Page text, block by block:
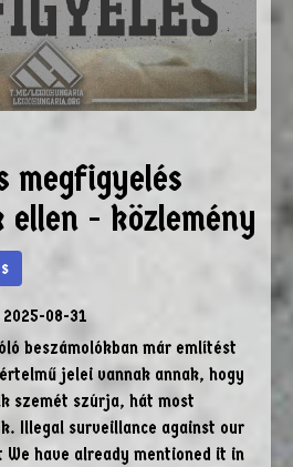
megfigyelés
ellen - közlemény
2025-08-31
beszámolókban már említést
jelei vannak annak, hogy
szemét szúrja, hát most
Illegal surveillance against our
have already mentioned it in